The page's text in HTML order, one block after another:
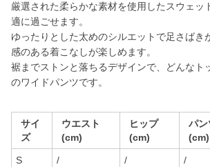
厳選された柔らかな素材を使用したスウェッ
適に過ごせます。
ゆったりとした太めのシルエットで足さばき
感のある着こなしが楽しめます。
裾までストンと落ちるデザインで、どんなト
のワイドパンツです。
サイ
ズ
ウエスト
(cm)
ヒップ
(cm)
パン
(cm)
S / / /